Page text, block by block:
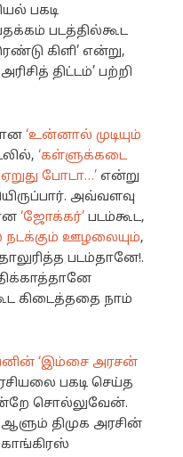
பகடி
படத்தில்கூட
கிளி’ என்று,
திட்டம்’ பற்றி
‘உன்னால் முடியும்
‘கள்ளுக்கடை
போடா…’ என்று
அவ்வளவு
‘ஜோக்கர்’ படம்கூட,
நடக்கும் ஊழலையும்,
படம்தானே!.
கிடைத்ததை நாம்
‘இம்சை அரசன்
பகடி செய்த
சொல்லுவேன்.
திமுக அரசின்
காங்கிரஸ்